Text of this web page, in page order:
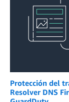
Protección del
Resolver DNS